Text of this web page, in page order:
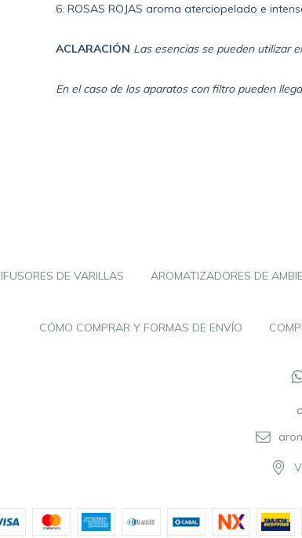
6. ROSAS ROJAS aroma aterciopelado e
ACLARACIÓN Las esencias se pueden utilizar
En el caso de los aparatos con filtro pueden
DE VARILLAS AROMATIZADORES DE
CÓMO COMPRAR Y FORMAS DE ENVÍO